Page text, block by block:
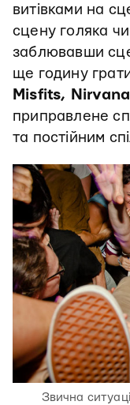
витівками на
сцену голяка
заблювавши
ще годину
Misfits,
приправлене
та постійним
Звична